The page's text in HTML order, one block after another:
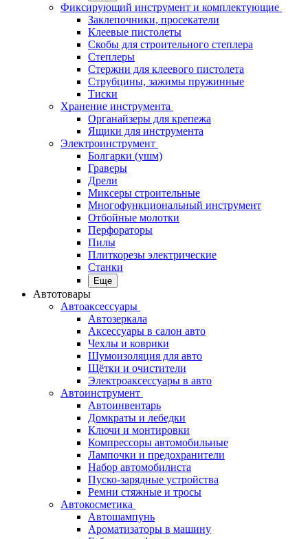
Фиксирующий инструмент и комплектующие
Заклепочники, просекатели
Клеевые пистолеты
Скобы для строительного степлера
Степлеры
Стержни для клеевого пистолета
Струбцины, зажимы пружинные
Тиски
Хранение инструмента
Органайзеры для крепежа
Ящики для инструмента
Электроинструмент
Болгарки (ушм)
Граверы
Дрели
Миксеры строительные
Многофункциональный инструмент
Отбойные молотки
Перфораторы
Пилы
Плиткорезы электрические
Станки
Еще
Автотовары
Автоаксессуары
Автозеркала
Аксессуары в салон авто
Чехлы и коврики
Шумоизоляция для авто
Щётки и очистители
Электроаксессуары в авто
Автоинструмент
Автоинвентарь
Домкраты и лебедки
Ключи и монтировки
Компрессоры автомобильные
Лампочки и предохранители
Набор автомобилиста
Пуско-зарядные устройства
Ремни стяжные и тросы
Автокосметика
Автошампунь
Ароматизаторы в машину